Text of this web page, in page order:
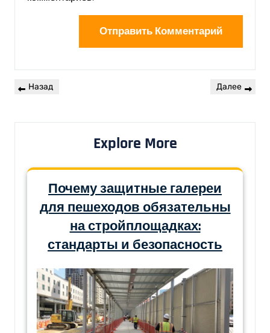
Назад Далее
Explore More
Почему защитные галереи
для пешеходов обязательны
на стройплощадках:
стандарты и безопасность